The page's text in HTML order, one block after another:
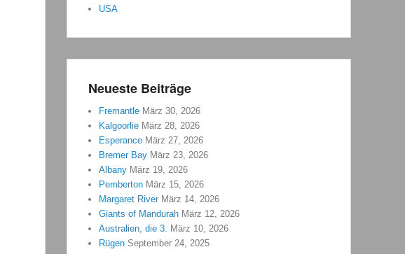
USA
Neueste Beiträge
Fremantle März 30, 2026
Kalgoorlie März 28, 2026
Esperance März 27, 2026
Bremer Bay März 23, 2026
Albany März 19, 2026
Pemberton März 15, 2026
Margaret River März 14, 2026
Giants of Mandurah März 12, 2026
Australien, die 3. März 10, 2026
Rügen September 24, 2025